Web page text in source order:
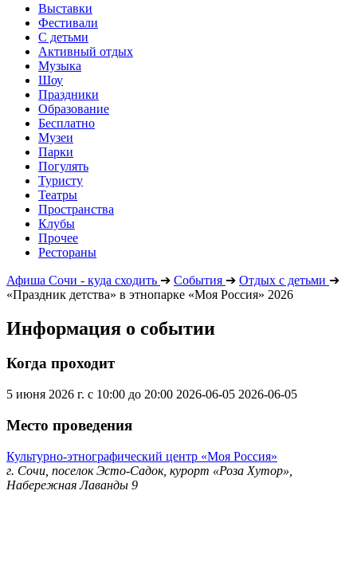
Выставки
Фестивали
С детьми
Активный отдых
Музыка
Шоу
Праздники
Образование
Бесплатно
Музеи
Парки
Погулять
Туристу
Театры
Пространства
Клубы
Прочее
Рестораны
Афиша Сочи - куда сходить ➔ События ➔ Отдых с детьми ➔
«Праздник детства» в этнопарке «Моя Россия» 2026
Информация о событии
Когда проходит
5 июня 2026 г. с 10:00 до 20:00 2026-06-05 2026-06-05
Место проведения
Культурно-этнографический центр «Моя Россия»
г. Сочи, поселок Эсто-Садок, курорт «Роза Хутор»,
Набережная Лаванды 9